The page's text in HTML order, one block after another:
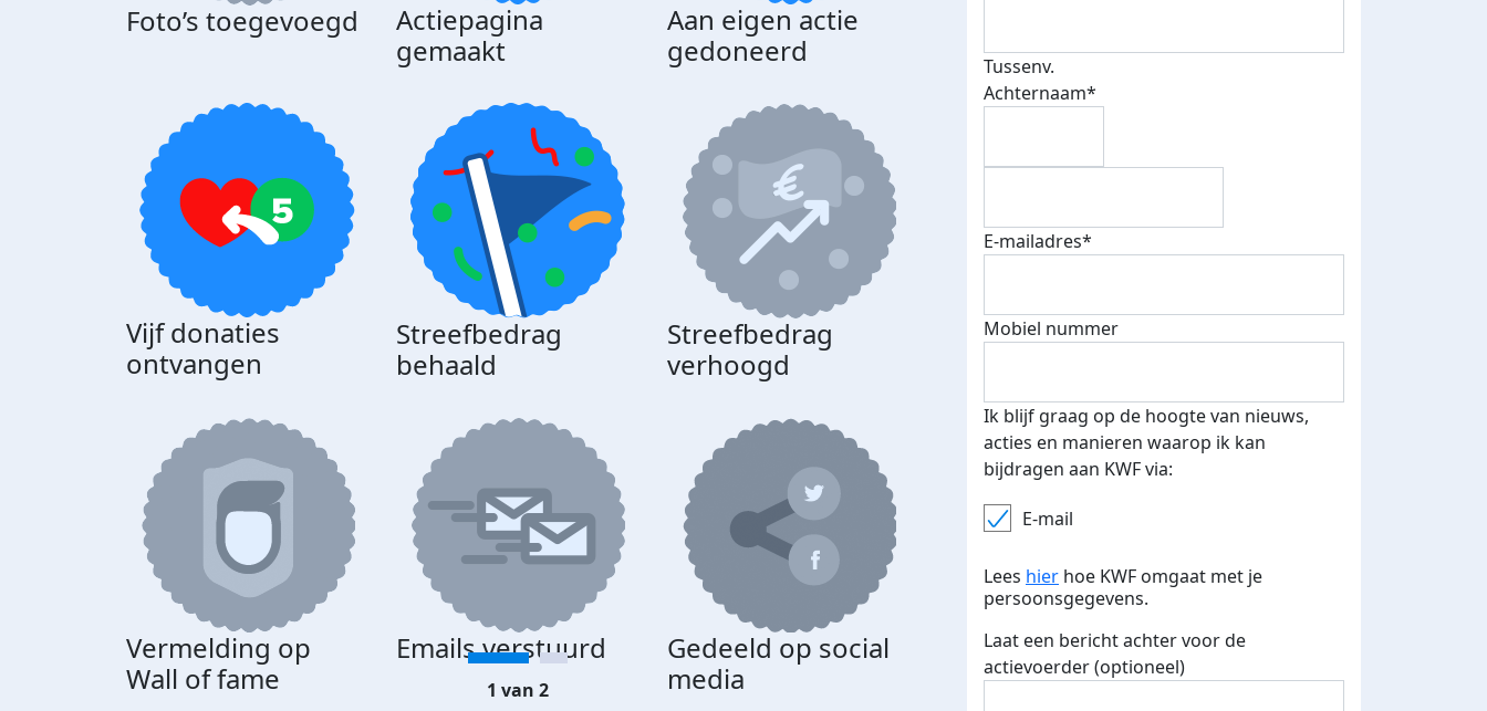
Foto’s toegevoegd
Actiepagina
gemaakt
Aan eigen actie
gedoneerd
Vijf donaties
ontvangen
Streefbedrag
behaald
Streefbedrag
verhoogd
Vermelding op
Wall of fame
Emails verstuurd
Gedeeld op social
media
bedankt
1 van 2
Tussenv.
Achternaam*
E-mailadres*
Mobiel nummer
Ik blijf graag op de hoogte van nieuws,
acties en manieren waarop ik kan
bijdragen aan KWF via:
E-mail
Lees hier hoe KWF omgaat met je
persoonsgegevens.
Laat een bericht achter voor de
actievoerder (optioneel)